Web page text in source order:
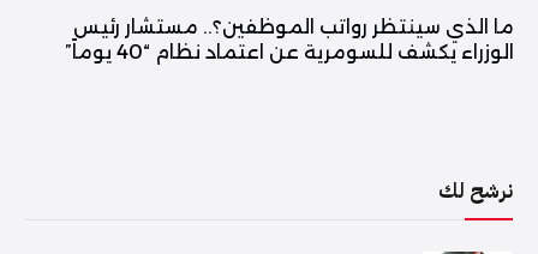
ما الذي سينتظر رواتب الموظفين؟.. مستشار رئيس
الوزراء يكشف للسومرية عن اعتماد نظام “40 يوماً”
نرشح لك